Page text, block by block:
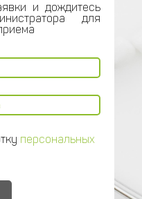
и дождитесь
для
персональных